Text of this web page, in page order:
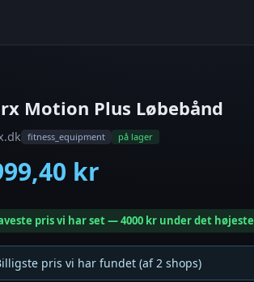
Motion Plus Løbebånd
fitness_equipment på lager
kr
pris vi har set — 4000 kr under det højeste
pris vi har fundet (af 2 shops)